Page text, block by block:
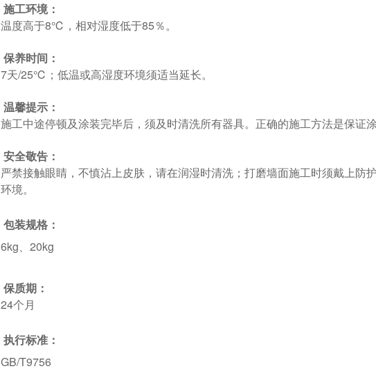
施工环境：
温度高于8℃，相对湿度低于85％。
保养时间：
7天/25℃；低温或高湿度环境须适当延长。
温馨提示：
施工中途停顿及涂装完毕后，须及时清洗所有器具。正确的施工方法是保证
安全敬告：
严禁接触眼睛，不慎沾上皮肤，请在润湿时清洗；打磨墙面施工时须戴上防
环境。
包装规格：
6kg、20kg
保质期：
24个月
执行标准：
GB/T9756